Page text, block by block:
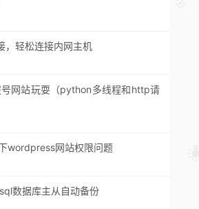
，轻松连接内网主机
网站玩耍（python多线程和http请
wordpress网站权限问题
数据库主从自动备份